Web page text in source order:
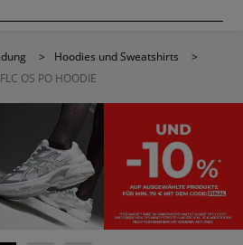
> Hoodies und Sweatshirts
>
OS PO HOODIE